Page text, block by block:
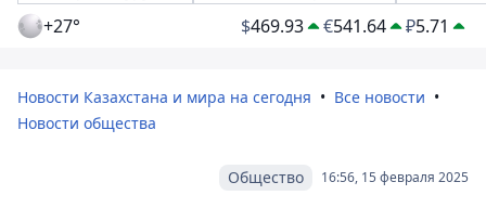
+27° $469.93 €541.64 ₽5.71
Новости Казахстана и мира на сегодня
Все новости
Новости общества
16:56, 15 февраля 2025
Общество